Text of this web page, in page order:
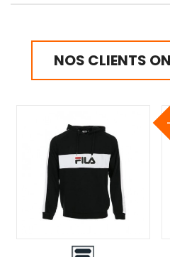
NOS CLIENTS